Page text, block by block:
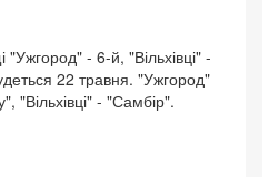
- 6-й, "Вільхівці" -
22 травня. "Ужгород"
"Вільхівці" - "Самбір".